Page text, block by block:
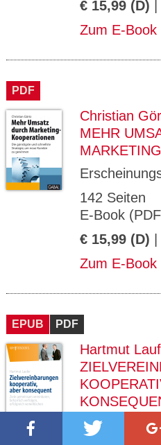
€ 15,99 (D)
Zum E-Book
PDF
Christian
MEHR
142 Seiten
E-Book
€ 15,99 (D)
Zum E-Book
EPUB PDF
Hartmut